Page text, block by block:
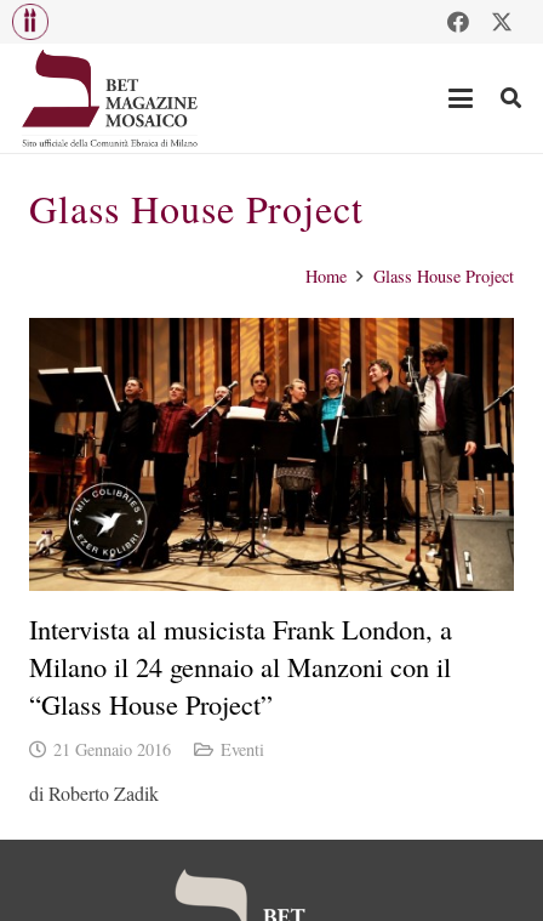
Glass House Project
Home Glass House Project
Intervista al musicista Frank London, a
Milano il 24 gennaio al Manzoni con il
“Glass House Project”
21 Gennaio 2016 Eventi
di Roberto Zadik